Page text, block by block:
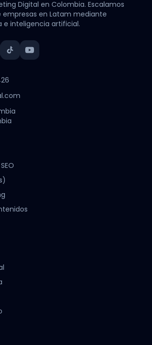
Digital en Colombia. Escalamos
en Latam mediante
e inteligencia artificial.